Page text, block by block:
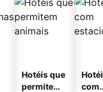
Hotéis que
permitem
com